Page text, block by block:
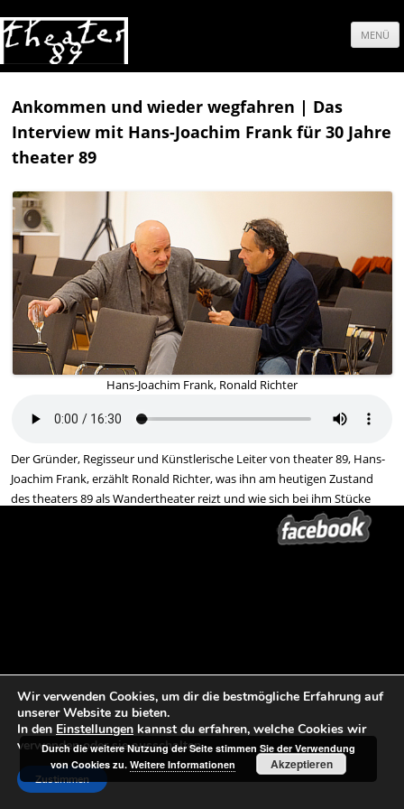
MENÜ
Springe
Inhalt
Ankommen und wieder wegfahren | Das
Interview mit Hans-Joachim Frank für 30 Jahre
theater 89
Hans-Joachim Frank, Ronald Richter
Der Gründer, Regisseur und Künstlerische Leiter von theater 89, Hans-
Joachim Frank, erzählt Ronald Richter, was ihn am heutigen Zustand
des theaters 89 als Wandertheater reizt und wie sich bei ihm Stücke
und Stoffe innerlich entwickeln. Die er dann im Außen mit seinen
Mitstreitern realisiert. Dafür braucht er vor allem Zeit, um Menschen
Beitrags-Navigation
←30 th89 30 Jahre theater 89 | Das Fest→
Wir verwenden Cookies, um dir die bestmögliche Erfahrung auf
unserer Website zu bieten.
In den Einstellungen kannst du erfahren, welche Cookies wir
verwenden oder sie ausschalten.
Zustimmen
Durch die weitere Nutzung der Seite stimmen Sie der Verwendung
von Cookies zu.Weitere Informationen Akzeptieren